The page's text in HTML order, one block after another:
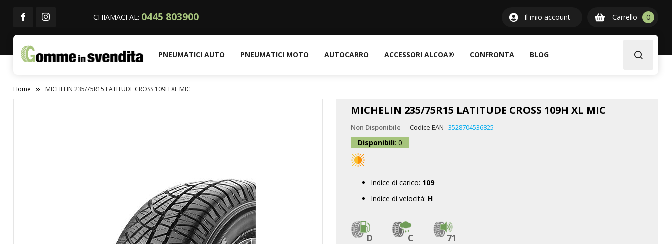
CHIAMACI AL: 0445 803900 Il mio account Carrello 00
PNEUMATICI AUTO PNEUMATICI MOTO AUTOCARRO ACCESSORI ALCOA® CONFRONTA BLOG
Home MICHELIN 235/75R15 LATITUDE CROSS 109H XL MIC
MICHELIN 235/75R15 LATITUDE CROSS 109H XL MIC
Non Disponibile Codice EAN 3528704536825
Disponibili: 0
Indice di carico: 109
Indice di velocità: H
D C 71